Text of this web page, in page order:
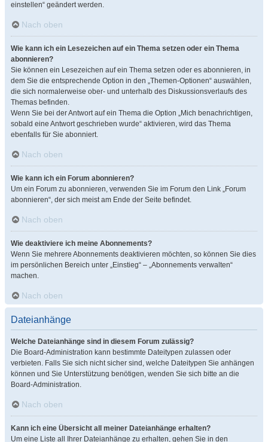
einstellen“ geändert werden.
Nach oben
Wie kann ich ein Lesezeichen auf ein Thema setzen oder ein Thema
abonnieren?
Sie können ein Lesezeichen auf ein Thema setzen oder es abonnieren, in
dem Sie die entsprechende Option in den „Themen-Optionen“ auswählen,
die sich normalerweise ober- und unterhalb des Diskussionsverlaufs des
Themas befinden.
Wenn Sie bei der Antwort auf ein Thema die Option „Mich benachrichtigen,
sobald eine Antwort geschrieben wurde“ aktivieren, wird das Thema
ebenfalls für Sie abonniert.
Nach oben
Wie kann ich ein Forum abonnieren?
Um ein Forum zu abonnieren, verwenden Sie im Forum den Link „Forum
abonnieren“, der sich meist am Ende der Seite befindet.
Nach oben
Wie deaktiviere ich meine Abonnements?
Wenn Sie mehrere Abonnements deaktivieren möchten, so können Sie dies
im persönlichen Bereich unter „Einstieg“ – „Abonnements verwalten“
machen.
Nach oben
Dateianhänge
Welche Dateianhänge sind in diesem Forum zulässig?
Die Board-Administration kann bestimmte Dateitypen zulassen oder
verbieten. Falls Sie sich nicht sicher sind, welche Dateitypen Sie anhängen
können und Sie Unterstützung benötigen, wenden Sie sich bitte an die
Board-Administration.
Nach oben
Kann ich eine Übersicht all meiner Dateianhänge erhalten?
Um eine Liste all Ihrer Dateianhänge zu erhalten, gehen Sie in den